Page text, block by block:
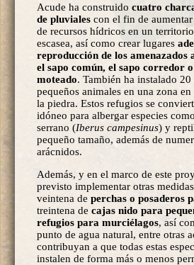
Acude ha construido cuatro
de pluviales con el fin de
de recursos hídricos en un
escasea, así como crear lugares
reproducción de los amenazados
el sapo común, el sapo corredor
moteado. También ha instalado
pequeños animales en una zona
la piedra. Estos refugios se
idóneo para albergar especies
serrano (Iberus campesinus) y
pequeño tamaño, además de
arácnidos.
Además, y en el marco de este
previsto implementar otras
veintena de perchas o posaderos
treintena de cajas nido para
refugios para murciélagos, así
punto de agua natural, entre otras
contribuyan a que todas estas
instalen de forma más o menos